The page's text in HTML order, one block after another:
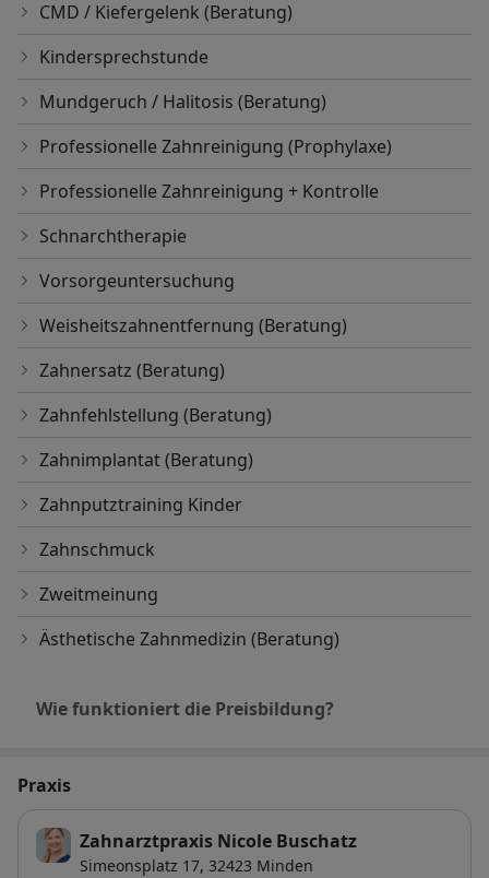
CMD / Kiefergelenk (Beratung)
Kindersprechstunde
Mundgeruch / Halitosis (Beratung)
Professionelle Zahnreinigung (Prophylaxe)
Professionelle Zahnreinigung + Kontrolle
Schnarchtherapie
Vorsorgeuntersuchung
Weisheitszahnentfernung (Beratung)
Zahnersatz (Beratung)
Zahnfehlstellung (Beratung)
Zahnimplantat (Beratung)
Zahnputztraining Kinder
Zahnschmuck
Zweitmeinung
Ästhetische Zahnmedizin (Beratung)
Wie funktioniert die Preisbildung?
Praxis
Zahnarztpraxis Nicole Buschatz
Simeonsplatz 17, 32423 Minden